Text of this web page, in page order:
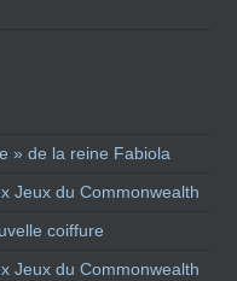
» de la reine Fabiola
Jeux du Commonwealth
coiffure
Jeux du Commonwealth